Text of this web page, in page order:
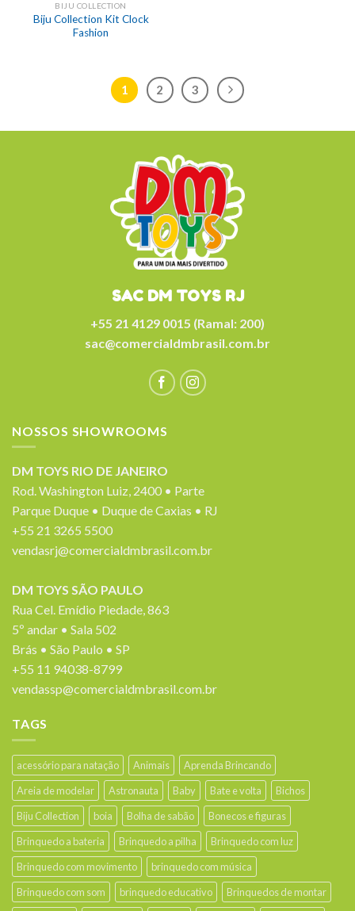
BIJU COLLECTION
Biju Collection Kit Clock
Fashion
1 2 3
SAC DM TOYS RJ
+55 21 4129 0015 (Ramal: 200)
sac@comercialdmbrasil.com.br
NOSSOS SHOWROOMS
DM TOYS RIO DE JANEIRO
Rod. Washington Luiz, 2400 • Parte
Parque Duque • Duque de Caxias • RJ
+55 21 3265 5500
vendasrj@comercialdmbrasil.com.br
DM TOYS SÃO PAULO
Rua Cel. Emídio Piedade, 863
5º andar • Sala 502
Brás • São Paulo • SP
+55 11 94038-8799
vendassp@comercialdmbrasil.com.br
TAGS
acessório para natação Animais
Aprenda Brincando
Areia de modelar
Astronauta Baby Bate e volta
Bichos
Biju Collection
boia Bolha de sabão
Bonecos e figuras
Brinquedo a bateria
Brinquedo a pilha
Brinquedo com luz
Brinquedo com movimento
brinquedo com música
Brinquedo com som
brinquedo educativo
Brinquedos de montar